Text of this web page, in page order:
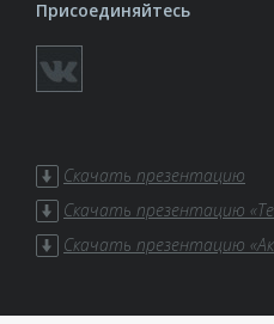
Присоединяйтесь
Скачать презентацию
Скачать презентацию
Скачать презентацию